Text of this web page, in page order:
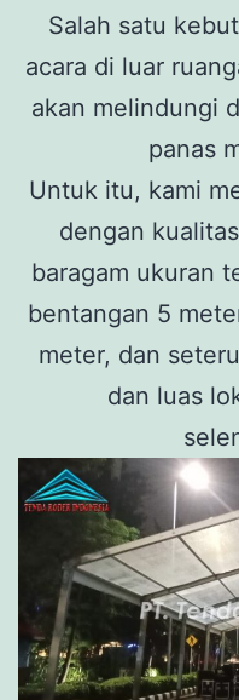
Salah satu
acara di luar
akan melindungi
panas
Untuk itu, kami
dengan
baragam ukuran
bentangan 5
meter, dan
dan luas